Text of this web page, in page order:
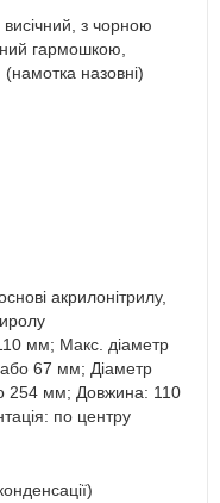
з чорною
гармошкою,
назовні)
акрилонітрилу,
мм; Макс. діаметр
67 мм; Діаметр
254 мм; Довжина: 110
по центру